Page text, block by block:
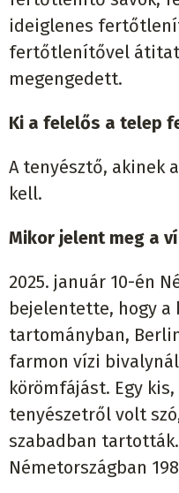
ideiglenes
fertőtlenítővel
megengedett.
Ki a felelős a telep
A tenyésztő, akinek
kell.
Mikor jelent meg a
2025. január 10-én
bejelentette, hogy a
tartományban,
farmon vízi
körömfájást. Egy
tenyészetről volt
szabadban
Németországban